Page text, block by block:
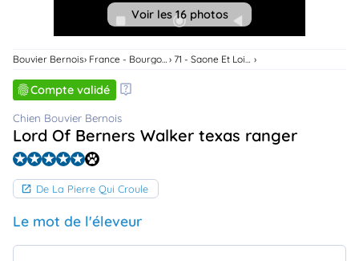
Voir les 16 photos
Bouvier Bernois
Compte validé
Chien Bouvier Bernois
Lord Of Berners Walker texas ranger
De La Pierre Qui Croule
Le mot de l'éleveur